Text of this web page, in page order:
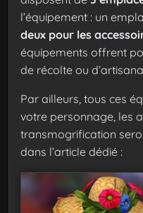
l’équipement : un
deux pour les
équipements offrent
de récolte ou
Par ailleurs, tous ces
votre personnage, les
transmogrification
dans l’article dédié :